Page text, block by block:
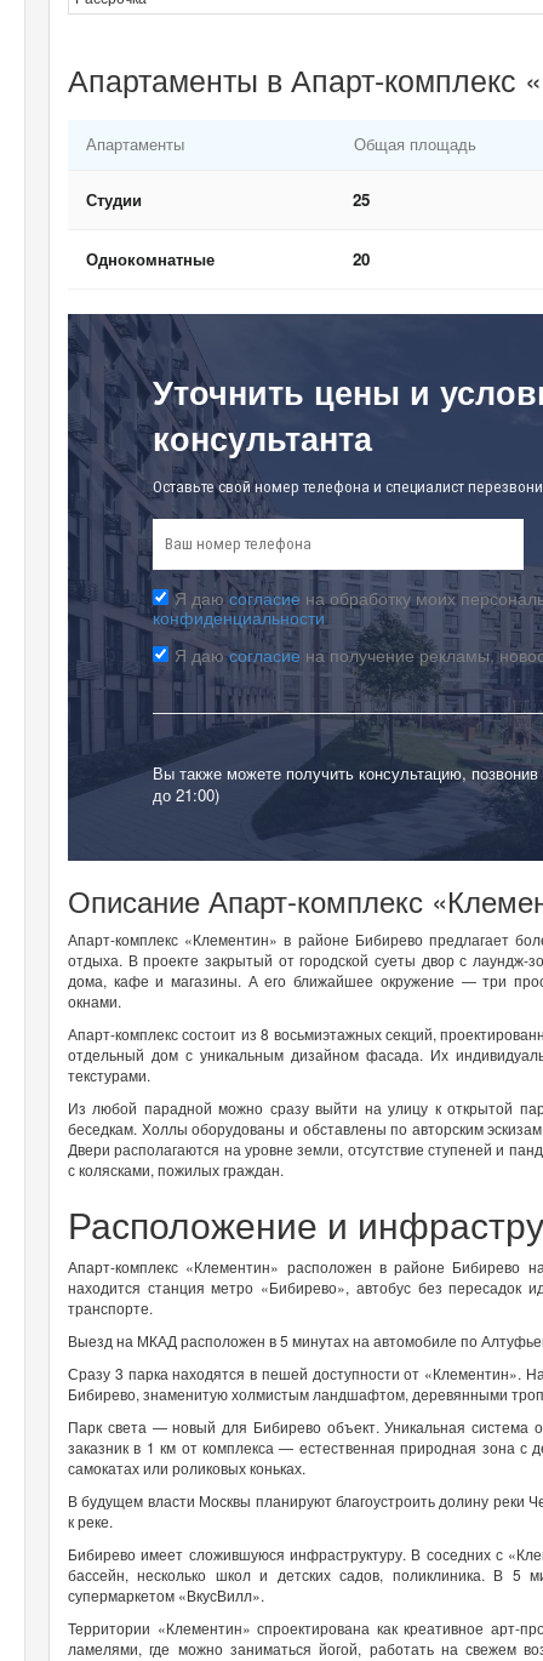
Апартаменты в Апарт-комплекс
Апартаменты Общая площадь
Студии 25
Однокомнатные 20
Уточнить цены и
консультанта
Оставьте свой номер телефона и специалист
Я даюсогласие на обработку моих
конфиденциальности
Я даюсогласие на получение рекламы,
Вы также можете получить консультацию,
до 21:00)
Описание Апарт-комплекс
Апарт-комплекс «Клементин» в районе Бибирево предлагает
отдыха. В проекте закрытый от городской суеты двор с лаундж-
дома, кафе и магазины. А его ближайшее окружение — три
окнами.
Апарт-комплекс состоит из 8 восьмиэтажных секций,
отдельный дом с уникальным дизайном фасада. Их
текстурами.
Из любой парадной можно сразу выйти на улицу к открытой
беседкам. Холлы оборудованы и обставлены по авторским
Двери располагаются на уровне земли, отсутствие ступеней и
с колясками, пожилых граждан.
Расположение и
Апарт-комплекс «Клементин» расположен в районе Бибирево
находится станция метро «Бибирево», автобус без
транспорте.
Выезд на МКАД расположен в 5 минутах на автомобиле по
Сразу 3 парка находятся в пешей доступности от «Клементин».
Бибирево, знаменитую холмистым ландшафтом, деревянными
Парк света — новый для Бибирево объект. Уникальная система
заказник в 1 км от комплекса — естественная природная зона с
самокатах или роликовых коньках.
В будущем власти Москвы планируют благоустроить долину реки
к реке.
Бибирево имеет сложившуюся инфраструктуру. В соседних с
бассейн, несколько школ и детских садов, поликлиника. В
супермаркетом «ВкусВилл».
Территории «Клементин» спроектирована как креативное арт-
ламелями, где можно заниматься йогой, работать на свежем